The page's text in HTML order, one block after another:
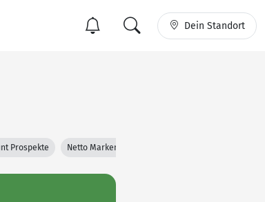
Dein Standort
Prospekte Netto Marken-Discount Filialen